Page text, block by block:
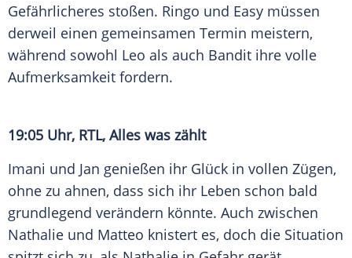
Gefährlicheres stoßen. Ringo und Easy müssen
derweil einen gemeinsamen Termin meistern,
während sowohl Leo als auch Bandit ihre volle
Aufmerksamkeit fordern.
19:05 Uhr, RTL, Alles was zählt
Imani und Jan genießen ihr Glück in vollen Zügen,
ohne zu ahnen, dass sich ihr Leben schon bald
grundlegend verändern könnte. Auch zwischen
Nathalie und Matteo knistert es, doch die Situation